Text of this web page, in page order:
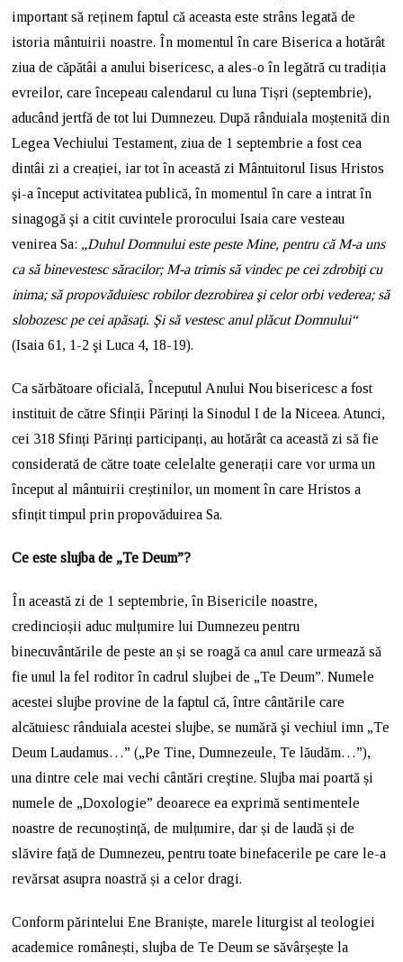
important să reținem faptul că aceasta este strâns legată de
istoria mântuirii noastre. În momentul în care Biserica a hotărât
ziua de căpătâi a anului bisericesc, a ales-o în legătră cu tradiția
evreilor, care începeau calendarul cu luna Tișri (septembrie),
aducând jertfă de tot lui Dumnezeu. După rânduiala moștenită din
Legea Vechiului Testament, ziua de 1 septembrie a fost cea
dintâi zi a creației, iar tot în această zi Mântuitorul Iisus Hristos
şi-a început activitatea publică, în momentul în care a intrat în
sinagogă şi a citit cuvintele prorocului Isaia care vesteau
venirea Sa: „Duhul Domnului este peste Mine, pentru că M-a uns
ca să binevestesc săracilor; M-a trimis să vindec pe cei zdrobiţi cu
inima; să propovăduiesc robilor dezrobirea şi celor orbi vederea; să
slobozesc pe cei apăsaţi. Şi să vestesc anul plăcut Domnului“
(Isaia 61, 1-2 şi Luca 4, 18-19).
Ca sărbătoare oficială, Începutul Anului Nou bisericesc a fost
instituit de către Sfinții Părinți la Sinodul I de la Niceea. Atunci,
cei 318 Sfinți Părinți participanți, au hotărât ca această zi să fie
considerată de către toate celelalte generații care vor urma un
început al mântuirii creștinilor, un moment în care Hristos a
sfințit timpul prin propovăduirea Sa.
Ce este slujba de „Te Deum”?
În această zi de 1 septembrie, în Bisericile noastre,
credincioșii aduc mulțumire lui Dumnezeu pentru
binecuvântările de peste an și se roagă ca anul care urmează să
fie unul la fel roditor în cadrul slujbei de „Te Deum”. Numele
acestei slujbe provine de la faptul că, între cântările care
alcătuiesc rânduiala acestei slujbe, se numără şi vechiul imn „Te
Deum Laudamus…” („Pe Tine, Dumnezeule, Te lăudăm…”),
una dintre cele mai vechi cântări creştine. Slujba mai poartă și
numele de „Doxologie” deoarece ea exprimă sentimentele
noastre de recunoștință, de mulțumire, dar și de laudă și de
slăvire față de Dumnezeu, pentru toate binefacerile pe care le-a
revărsat asupra noastră și a celor dragi.
Conform părintelui Ene Braniște, marele liturgist al teologiei
academice românești, slujba de Te Deum se săvârșește la